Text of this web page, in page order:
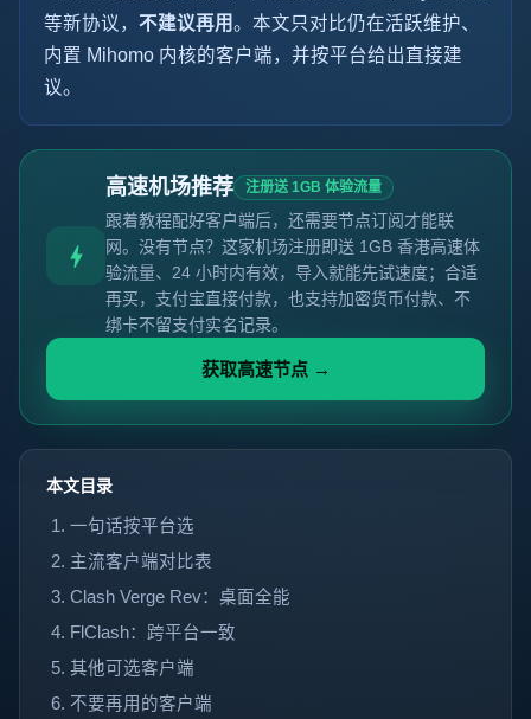
等新协议， 不建议再用。本文只对比仍在活跃维护、
内置 Mihomo 内核的客户端，并按平台给出直接建
议。
高速机场推荐 注册送 1GB 体验流量
跟着教程配好客户端后，还需要节点订阅才能联
网。没有节点？这家机场注册即送 1GB 香港高速体
验流量、24 小时内有效，导入就能先试速度；合适
再买，支付宝直接付款，也支持加密货币付款、不
绑卡不留支付实名记录。
获取高速节点 →
本文目录
一句话按平台选
主流客户端对比表
Clash Verge Rev：桌面全能
FlClash：跨平台一致
其他可选客户端
不要再用的客户端